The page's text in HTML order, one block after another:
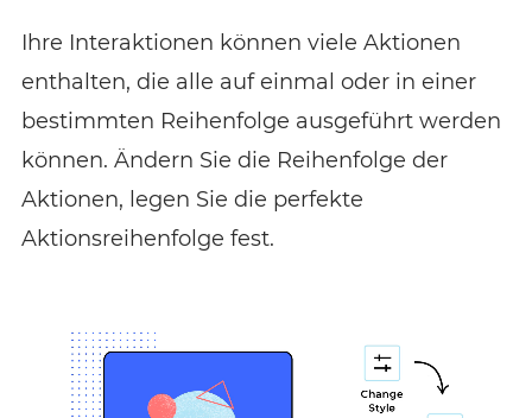
Ihre Interaktionen können viele Aktionen
enthalten, die alle auf einmal oder in einer
bestimmten Reihenfolge ausgeführt werden
können. Ändern Sie die Reihenfolge der
Aktionen, legen Sie die perfekte
Aktionsreihenfolge fest.